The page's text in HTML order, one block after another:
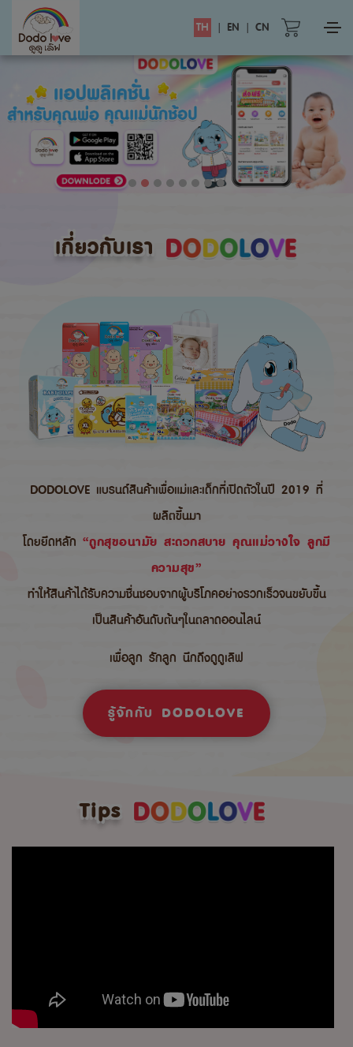
TH | EN | CN
เกี่ยวกับเรา
DODOLOVE แบรนด์สินค้าเพื่อแม่และเด็กที่เปิดตัวในปี 2019 ที่
ผลิตขึ้นมา
โดยยึดหลัก “ถูกสุขอนามัย สะดวกสบาย คุณแม่วางใจ ลูกมี
ความสุข”
ทำให้สินค้าได้รับความชื่นชอบจากผู้บริโภคอย่างรวกเร็วจนขยับขึ้น
เป็นสินค้าอันดับต้นๆในตลาดออนไลน์
เพื่อลูก รักลูก นึกถึงดูดูเลิฟ
รู้จักกับ DODOLOVE
Tips